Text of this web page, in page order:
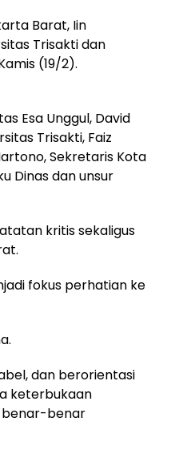
Barat, Iin
Trisakti dan
(19/2).
Esa Unggul, David
Trisakti, Faiz
Sekretaris Kota
Dinas dan unsur
kritis sekaligus
fokus perhatian ke
dan berorientasi
keterbukaan
benar-benar